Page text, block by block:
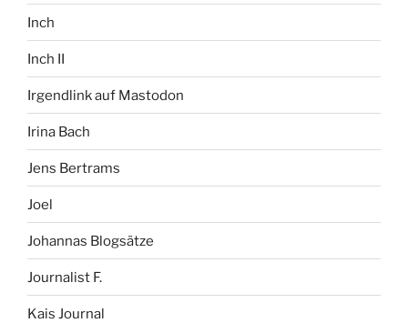
Inch
Inch II
Irgendlink auf Mastodon
Irina Bach
Jens Bertrams
Joel
Johannas Blogsätze
Journalist F.
Kais Journal